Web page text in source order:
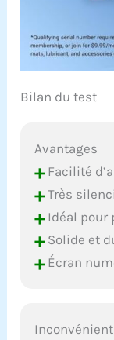
Bilan du test
Avantages
+Facilité
+Très
+Idéal pour
+Solide et
+Écran